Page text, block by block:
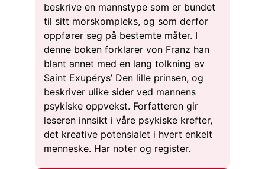
beskrive en mannstype som er bundet
til sitt morskompleks, og som derfor
oppfører seg på bestemte måter. I
denne boken forklarer von Franz han
blant annet med en lang tolkning av
Saint Exupérys’ Den lille prinsen, og
beskriver ulike sider ved mannens
psykiske oppvekst. Forfatteren gir
leseren innsikt i våre psykiske krefter,
det kreative potensialet i hvert enkelt
menneske. Har noter og register.